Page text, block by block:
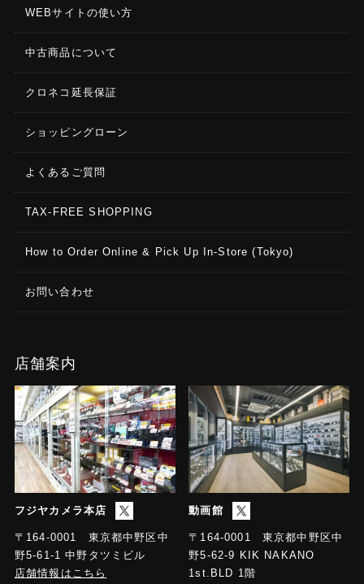
WEBサイトの使い方
中古商品について
クロネコ延長保証
ショッピングローン
よくあるご質問
TAX-FREE SHOPPING
How to Order Online & Pick Up In-Store (Tokyo)
お問い合わせ
店舗案内
フジヤカメラ本店
〒164-0001 東京都中野区中
野5-61-1 中野タツミビル
店舗情報はこちら
動画館
〒164-0001 東京都中野区中
野5-62-9 KIK NAKANO
1st.BLD 1階